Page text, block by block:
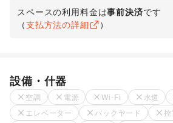
スペースの利用料金は事前決済です
（支払方法の詳細 ）
設備・什器
空調 電源 Wi-Fi 水道
エレベーター
バックヤード 控